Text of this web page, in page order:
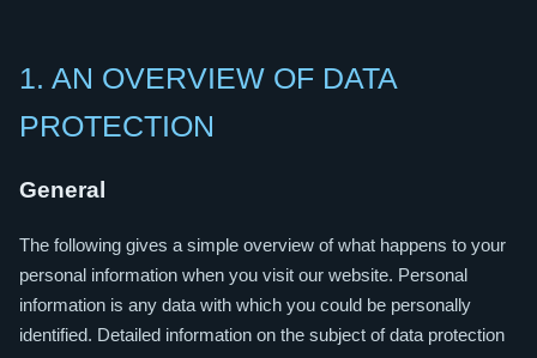
1. AN OVERVIEW OF DATA
PROTECTION
General
The following gives a simple overview of what happens to your
personal information when you visit our website. Personal
information is any data with which you could be personally
identified. Detailed information on the subject of data protection